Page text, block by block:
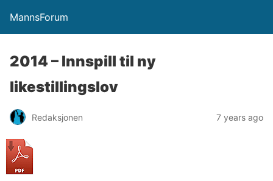
MannsForum
2014 – Innspill til ny
likestillingslov
Redaksjonen 7 years ago